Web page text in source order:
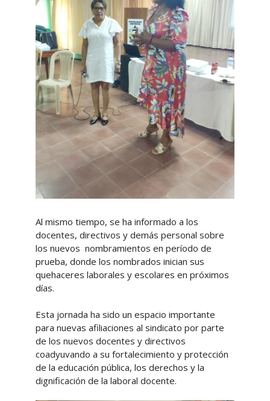
Al mismo tiempo, se ha informado a los
docentes, directivos y demás personal sobre
los nuevos nombramientos en período de
prueba, donde los nombrados inician sus
quehaceres laborales y escolares en próximos
días.
Esta jornada ha sido un espacio importante
para nuevas afiliaciones al sindicato por parte
de los nuevos docentes y directivos
coadyuvando a su fortalecimiento y protección
de la educación pública, los derechos y la
dignificación de la laboral docente.